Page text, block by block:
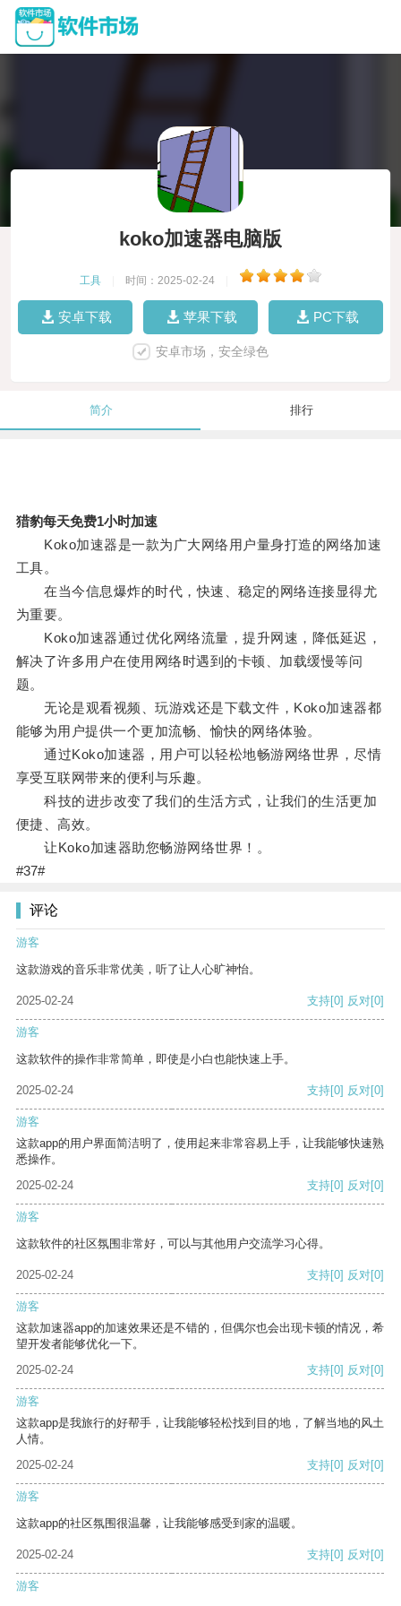
koko加速器电脑版
工具 时间：2025-02-24
安卓下载 苹果下载 PC下载
安卓市场，安全绿色
简介 排行
猎豹每天免费1小时加速
Koko加速器是一款为广大网络用户量身打造的网络加速
工具。
在当今信息爆炸的时代，快速、稳定的网络连接显得尤
为重要。
Koko加速器通过优化网络流量，提升网速，降低延迟，
解决了许多用户在使用网络时遇到的卡顿、加载缓慢等问
题。
无论是观看视频、玩游戏还是下载文件，Koko加速器都
能够为用户提供一个更加流畅、愉快的网络体验。
通过Koko加速器，用户可以轻松地畅游网络世界，尽情
享受互联网带来的便利与乐趣。
科技的进步改变了我们的生活方式，让我们的生活更加
便捷、高效。
让Koko加速器助您畅游网络世界！。
#37#
评论
游客
这款游戏的音乐非常优美，听了让人心旷神怡。
2025-02-24 支持[0] 反对[0]
游客
这款软件的操作非常简单，即使是小白也能快速上手。
2025-02-24 支持[0] 反对[0]
游客
这款app的用户界面简洁明了，使用起来非常容易上手，让我能够快速熟
悉操作。
2025-02-24
支持[0] 反对[0]
游客
这款软件的社区氛围非常好，可以与其他用户交流学习心得。
2025-02-24 支持[0] 反对[0]
游客
这款加速器app的加速效果还是不错的，但偶尔也会出现卡顿的情况，希
望开发者能够优化一下。
2025-02-24
支持[0] 反对[0]
游客
这款app是我旅行的好帮手，让我能够轻松找到目的地，了解当地的风土
人情。
2025-02-24
支持[0] 反对[0]
游客
这款app的社区氛围很温馨，让我能够感受到家的温暖。
2025-02-24 支持[0] 反对[0]
游客